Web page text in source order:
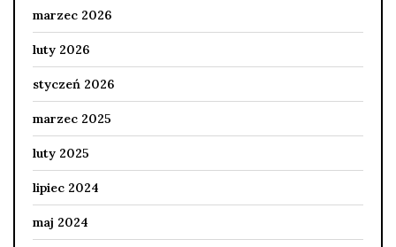
marzec 2026
luty 2026
styczeń 2026
marzec 2025
luty 2025
lipiec 2024
maj 2024